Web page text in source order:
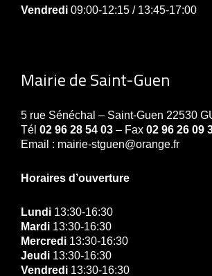
Vendredi 09:00-12:15 / 13:45-17:00
Mairie de Saint-Guen
5 rue Sénéchal – Saint-Guen 22530
Tél 02 96 28 54 03 – Fax 02 96 26 09
Email : mairie-stguen@orange.fr
Horaires d’ouverture
Lundi 13:30-16:30
Mardi 13:30-16:30
Mercredi 13:30-16:30
Jeudi 13:30-16:30
Vendredi 13:30-16:30